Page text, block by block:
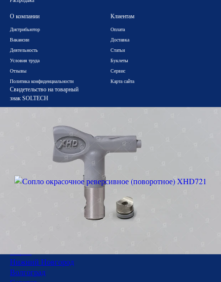
О компании
Дистрибьютор
Вакансии
Деятельность
Условия труда
Отзывы
Политика конфиденциальности
Свидетельство на товарный
знак SOLTECH
Клиентам
Оплата
Доставка
Статьи
Буклеты
Сервис
Карта сайта
Выбрать регион
Новосибирск
Нижний Новгород
Волгоград